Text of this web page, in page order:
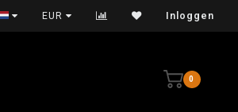
Persoonlijke service
EUR Inloggen
0